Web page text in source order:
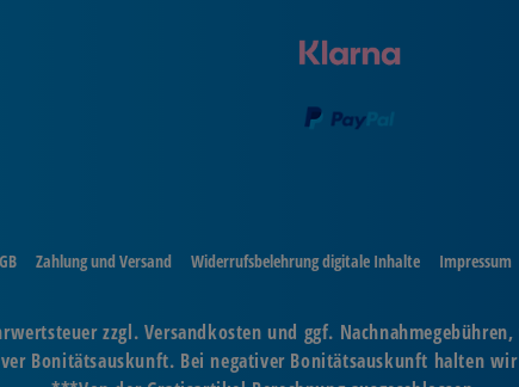
Zahlung und Versand Widerrufsbelehrung digitale Inhalte Impressum
zzgl. Versandkosten und ggf.
Bonitätsauskunft. Bei negativer Bonitätsauskunft halten